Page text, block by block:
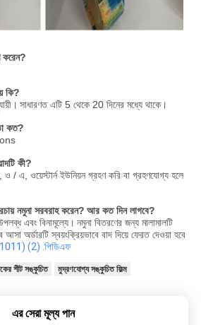
কি?
সাধারণত এটি 5 থেকে 20 দিনের মধ্যে থাকে।
কত?
কী?
/ এ, ওয়েস্টার্ন ইউনিয়ন গ্রহণ করি বা গ্রহণযোগ্য হলে
নমুনা সরবরাহ করেন? আর কত দিন লাগবে?
এবং বিনামূল্যে। নমুনা বিতরণের জন্য মালামালটি
আসা অর্ডারটি স্বয়ংক্রিয়ভাবে বাদ দিয়ে ফেরত দেওয়া হবে
1011) (2) .পিডিএফ
শীট সঙ্কুচিত মুদ্রণযোগ্য সঙ্কুচিত ফিল্ম
এর সেরা মূল্য পান